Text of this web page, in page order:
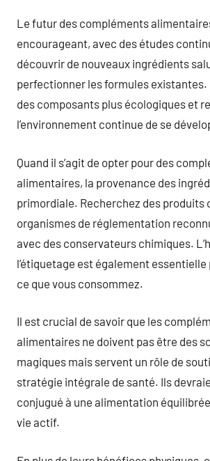
Le futur des compléments
encourageant, avec des études
découvrir de nouveaux ingrédients
perfectionner les formules existantes.
des composants plus écologiques et
l’environnement continue de se
Quand il s’agit de opter pour des
alimentaires, la provenance des
primordiale. Recherchez des produits
organismes de réglementation
avec des conservateurs chimiques.
l’étiquetage est également
ce que vous consommez.
Il est crucial de savoir que les
alimentaires ne doivent pas être des
magiques mais servent un rôle de
stratégie intégrale de santé. Ils
conjugué à une alimentation
vie actif.